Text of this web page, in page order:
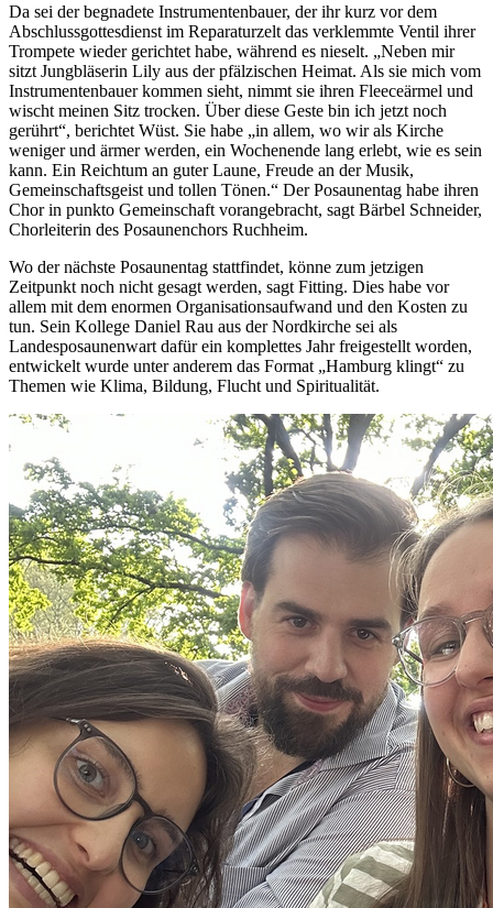
Da sei der begnadete Instrumentenbauer, der ihr kurz vor dem
Abschlussgottesdienst im Reparaturzelt das verklemmte Ventil ihrer
Trompete wieder gerichtet habe, während es nieselt. „Neben mir
sitzt Jungbläserin Lily aus der pfälzischen Heimat. Als sie mich vom
Instrumentenbauer kommen sieht, nimmt sie ihren Fleeceärmel und
wischt meinen Sitz trocken. Über diese Geste bin ich jetzt noch
gerührt“, berichtet Wüst. Sie habe „in allem, wo wir als Kirche
weniger und ärmer werden, ein Wochenende lang erlebt, wie es sein
kann. Ein Reichtum an guter Laune, Freude an der Musik,
Gemeinschaftsgeist und tollen Tönen.“ Der Posaunentag habe ihren
Chor in punkto Gemeinschaft vorangebracht, sagt Bärbel Schneider,
Chorleiterin des Posaunenchors Ruchheim.
Wo der nächste Posaunentag stattfindet, könne zum jetzigen
Zeitpunkt noch nicht gesagt werden, sagt Fitting. Dies habe vor
allem mit dem enormen Organisationsaufwand und den Kosten zu
tun. Sein Kollege Daniel Rau aus der Nordkirche sei als
Landesposaunenwart dafür ein komplettes Jahr freigestellt worden,
entwickelt wurde unter anderem das Format „Hamburg klingt“ zu
Themen wie Klima, Bildung, Flucht und Spiritualität.